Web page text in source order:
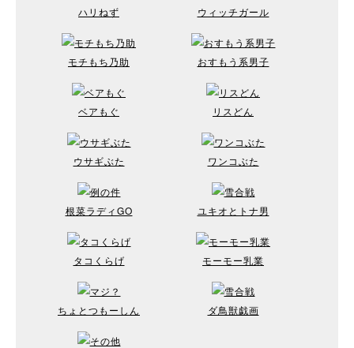
ハリねず ウィッチガール
モチもち乃助 おすもう系男子
ベアもぐ リスどん
ウサギぶた ワンコぶた
根菜ラディGO ユキオとトナ男
タコくらげ モーモー乳業
ちょとつもーしん ダ鳥獣戯画